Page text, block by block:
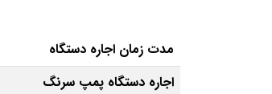
مدت زمان اجاره دستگاه
اجاره دستگاه پمپ سرنگ